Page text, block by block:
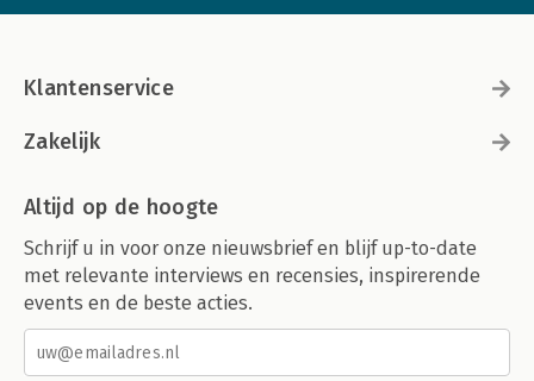
Klantenservice
Zakelijk
Altijd op de hoogte
Schrijf u in voor onze nieuwsbrief en blijf up-to-date
met relevante interviews en recensies, inspirerende
events en de beste acties.